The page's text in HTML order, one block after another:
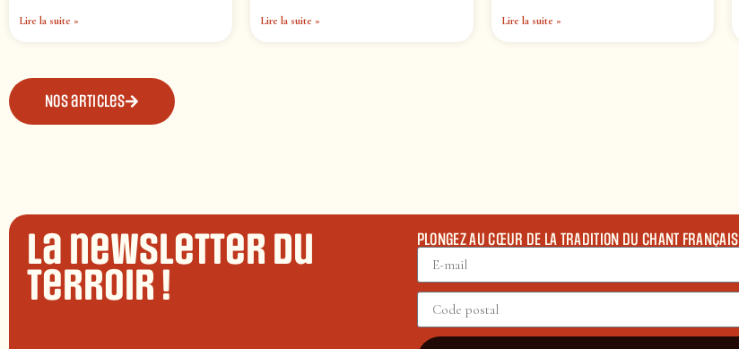
Lire la suite » Lire la suite » Lire la suite »
Nos articles
La newsletter du
terroir !
PLONGEZ AU CŒUR DE LA TRADITION DU CHANT FRANÇAIS